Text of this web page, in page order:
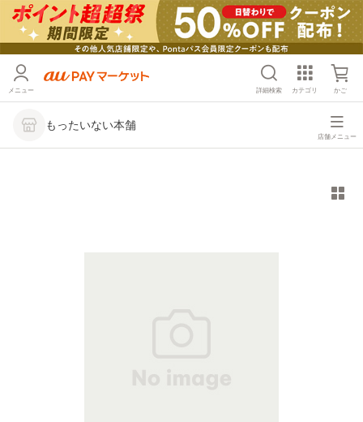
メニュー 詳細検索 カテゴリ かご
もったいない本舗
店舗メニュー